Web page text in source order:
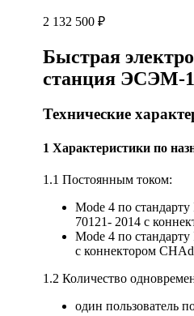
2 132 500 ₽
Быстрая
станция ЭСЭМ-
Технические
1 Характеристики по
1.1 Постоянным током:
Mode 4 по
70121- 2014 с
Mode 4 по
с коннектором
1.2 Количество
один пользователь